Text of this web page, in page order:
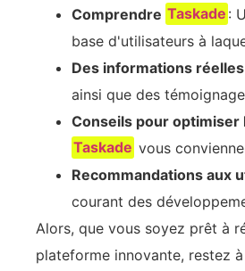
Comprendre Taskade :
base d'utilisateurs à
Des informations
ainsi que des
Conseils pour optimiser
Taskade vous
Recommandations aux
courant des
Alors, que vous soyez prêt à
plateforme innovante, restez